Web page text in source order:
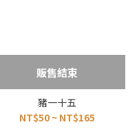
販售結束
豬一十五
NT$50 ~ NT$165